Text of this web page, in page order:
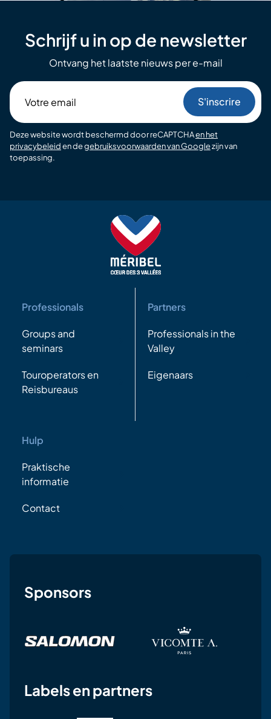
Schrijf u in op de newsletter
Ontvang het laatste nieuws per e-mail
email
Deze website wordt beschermd door reCAPTCHAen het
privacybeleiden degebruiksvoorwaarden van Googlezijn van
toepassing.
Professionals
Groups and
seminars
Touroperators en
Reisbureaus
Partners
Professionals in the
Valley
Eigenaars
Hulp
Praktische
informatie
Contact
Sponsors
Labels en partners